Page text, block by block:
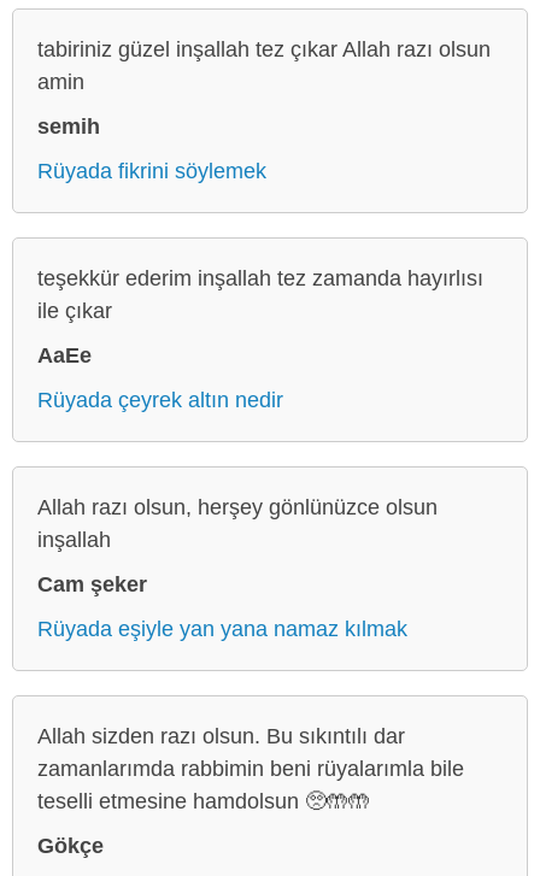
tabiriniz güzel inşallah tez çıkar Allah razı olsun
amin
semih
Rüyada fikrini söylemek
teşekkür ederim inşallah tez zamanda hayırlısı
ile çıkar
AaEe
Rüyada çeyrek altın nedir
Allah razı olsun, herşey gönlünüzce olsun
inşallah
Cam şeker
Rüyada eşiyle yan yana namaz kılmak
Allah sizden razı olsun. Bu sıkıntılı dar
zamanlarımda rabbimin beni rüyalarımla bile
teselli etmesine hamdolsun 🥺🤲🤲
Gökçe